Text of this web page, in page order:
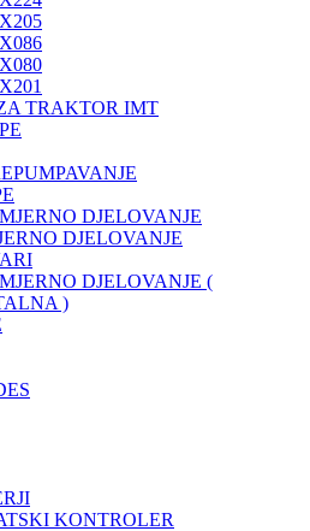
TRAKTOR IMT
DJELOVANJE
DJELOVANJE
DJELOVANJE (
)
KONTROLER